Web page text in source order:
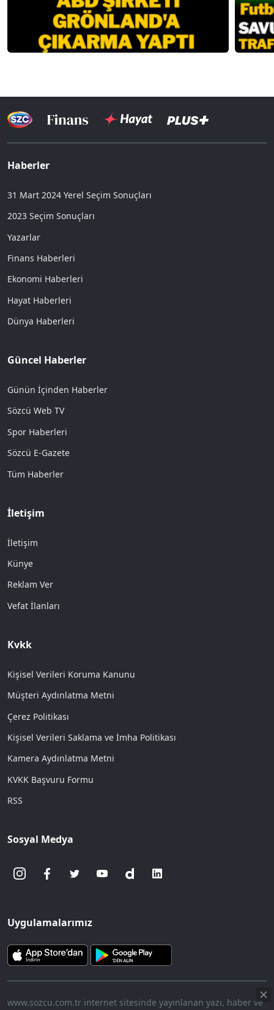
Haberler
31 Mart 2024 Yerel Seçim Sonuçları
2023 Seçim Sonuçları
Yazarlar
Finans Haberleri
Ekonomi Haberleri
Hayat Haberleri
Dünya Haberleri
Güncel Haberler
Günün İçinden Haberler
Sözcü Web TV
Spor Haberleri
Sözcü E-Gazete
Tüm Haberler
İletişim
İletişim
Künye
Reklam Ver
Vefat İlanları
Kvkk
Kişisel Verileri Koruma Kanunu
Müşteri Aydınlatma Metni
Çerez Politikası
Kişisel Verileri Saklama ve İmha Politikası
Kamera Aydınlatma Metni
KVKK Başvuru Formu
RSS
Sosyal Medya
Uygulamalarımız
www.sozcu.com.tr internet sitesinde yayınlanan yazı, haber ve